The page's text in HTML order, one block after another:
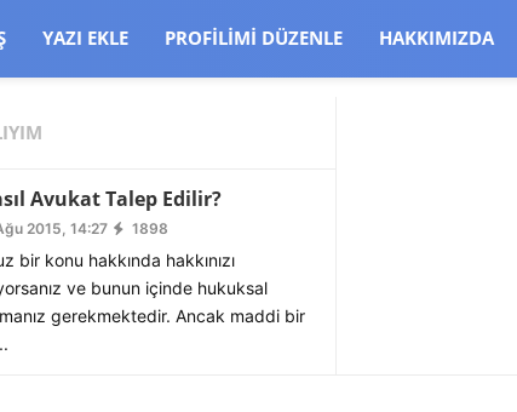
YAZI EKLE PROFILIMI DÜZENLE HAKKIMIZDA
Avukat Talep Edilir?
2015, 14:27 1898
bir konu hakkında hakkınızı
ve bunun içinde hukuksal
gerekmektedir. Ancak maddi bir